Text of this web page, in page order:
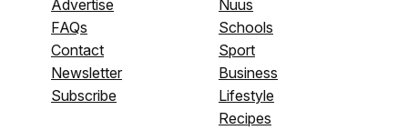
Advertise
FAQs
Contact
Newsletter
Subscribe
Nuus
Schools
Sport
Business
Lifestyle
Recipes